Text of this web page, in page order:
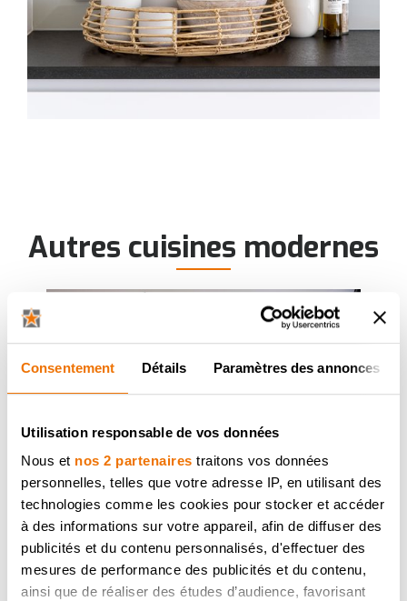
Consentement Détails Paramètres des annonces
Utilisation responsable de vos données
Nous et nos 2 partenaires traitons vos données
personnelles, telles que votre adresse IP, en utilisant des
technologies comme les cookies pour stocker et accéder
à des informations sur votre appareil, afin de diffuser des
publicités et du contenu personnalisés, d'effectuer des
mesures de performance des publicités et du contenu,
ainsi que de réaliser des études d’audience, favorisant
Autres cuisines modernes